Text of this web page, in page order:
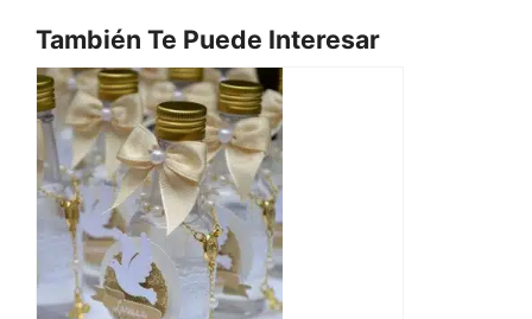
También Te Puede Interesar